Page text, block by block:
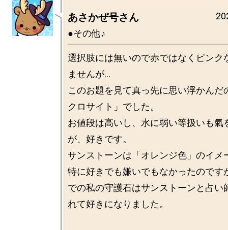
あさかぜ号さん
●その他♪
選択肢には無いので赤ではなくピンク
ませんが...
このお題を見て真っ先に思い浮かんだ
クロサイト」でした。
お値段は高いし、水に弱い等扱いも氣
が、好きです。
サンストーンは「オレンジ色」のイメ
特に好きでも嫌いでもなかったのです
での私の守護石はサンストーンと占い
れて好きになりました。